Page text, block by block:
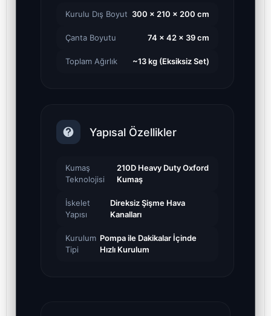
Kurulu Dış Boyut 300 x 210 x 200 cm
Çanta Boyutu 74 x 42 x 39 cm
Toplam Ağırlık ~13 kg (Eksiksiz Set)
Yapısal Özellikler
Kumaş
Teknolojisi
210D Heavy Duty Oxford
Kumaş
İskelet
Yapısı
Direksiz Şişme Hava
Kanalları
Kurulum
Tipi
Pompa ile Dakikalar İçinde
Hızlı Kurulum